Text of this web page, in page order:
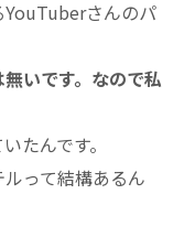
さんのパ
いです。なので私
たんです。
って結構あるん